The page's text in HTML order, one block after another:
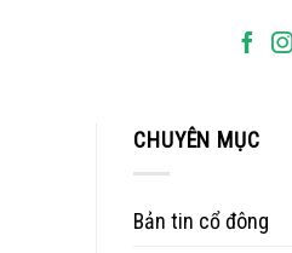
CHUYÊN MỤC
Bản tin cổ đông